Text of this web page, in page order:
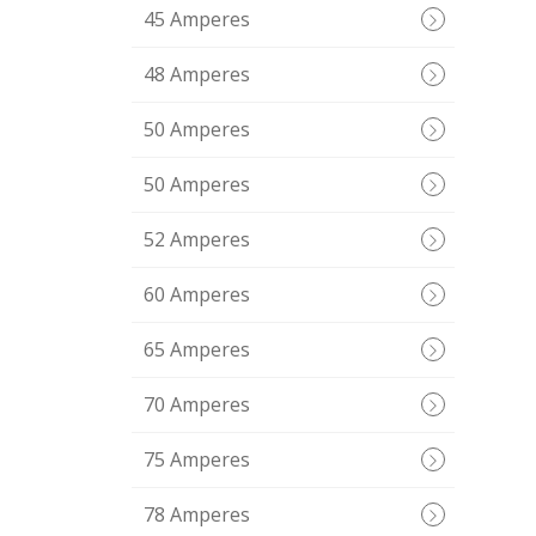
45 Amperes
48 Amperes
50 Amperes
50 Amperes
52 Amperes
60 Amperes
65 Amperes
70 Amperes
75 Amperes
78 Amperes